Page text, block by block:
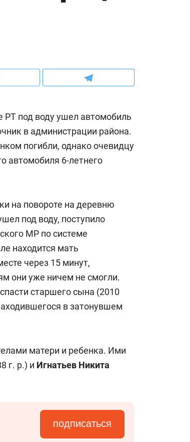
РТ под воду ушел автомобиль
в администрации района.
погибли, однако очевидцу
автомобиля 6-летнего
на повороте на деревню
под воду, поступило
МР по системе
находится мать
через 15 минут,
они уже ничем не смогли.
старшего сына (2010
в затонувшем
матери и ребенка. Ими
г. р.) и Игнатьев Никита
подписаться
будет
«Нова»
природе, работа
с ментальным и физическим
состоянием как основа